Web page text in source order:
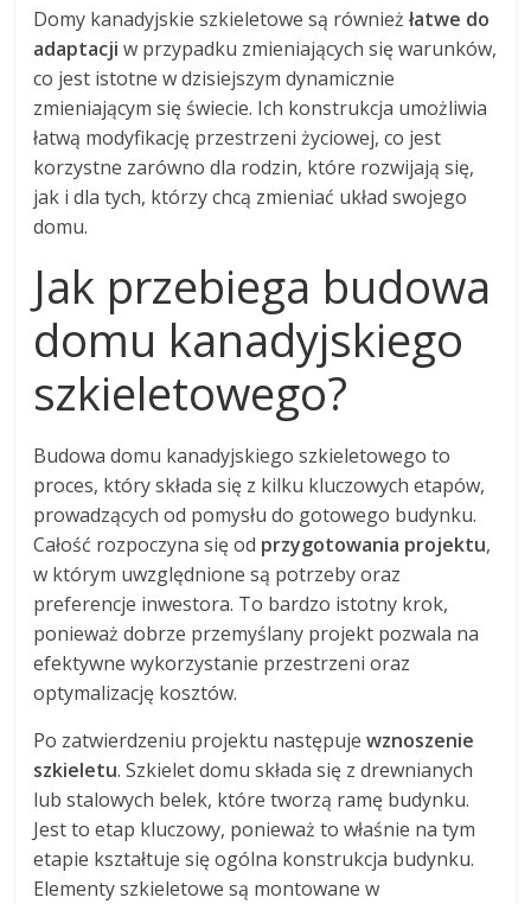
Domy kanadyjskie szkieletowe są równieżłatwe do
adaptacji w przypadku zmieniających się warunków,
co jest istotne w dzisiejszym dynamicznie
zmieniającym się świecie. Ich konstrukcja umożliwia
łatwą modyfikację przestrzeni życiowej, co jest
korzystne zarówno dla rodzin, które rozwijają się,
jak i dla tych, którzy chcą zmieniać układ swojego
domu.
Jak przebiega budowa
domu kanadyjskiego
szkieletowego?
Budowa domu kanadyjskiego szkieletowego to
proces, który składa się z kilku kluczowych etapów,
prowadzących od pomysłu do gotowego budynku.
Całość rozpoczyna się od przygotowania projektu,
w którym uwzględnione są potrzeby oraz
preferencje inwestora. To bardzo istotny krok,
ponieważ dobrze przemyślany projekt pozwala na
efektywne wykorzystanie przestrzeni oraz
optymalizację kosztów.
Po zatwierdzeniu projektu następujewznoszenie
szkieletu. Szkielet domu składa się z drewnianych
lub stalowych belek, które tworzą ramę budynku.
Jest to etap kluczowy, ponieważ to właśnie na tym
etapie kształtuje się ogólna konstrukcja budynku.
Elementy szkieletowe są montowane w